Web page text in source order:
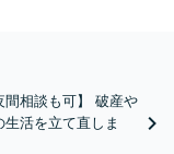
間相談も可】 破産や
活を立て直しま